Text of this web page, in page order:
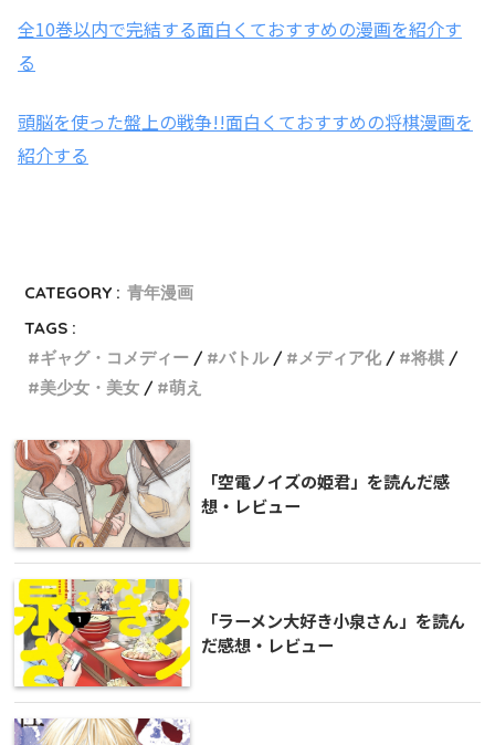
全10巻以内で完結する面白くておすすめの漫画を紹介す
る
頭脳を使った盤上の戦争!!面白くておすすめの将棋漫画を
紹介する
CATEGORY : 青年漫画
TAGS :
ギャグ・コメディー
バトル メディア化
将棋
美少女・美女
萌え
「空電ノイズの姫君」を読んだ感
想・レビュー
「ラーメン大好き小泉さん」を読ん
だ感想・レビュー